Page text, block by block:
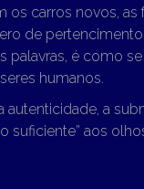
os carros novos, as
de
palavras, é como se
humanos.
autenticidade, a
suficiente” aos